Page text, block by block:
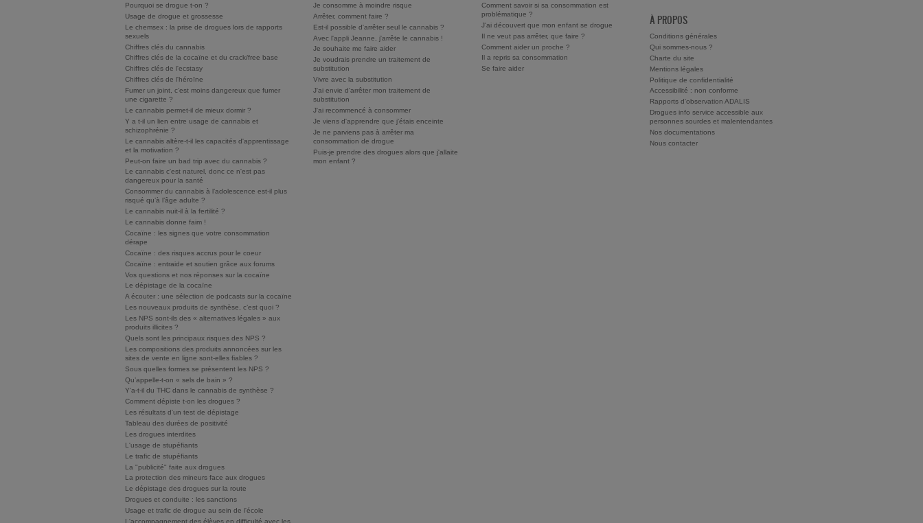
Pourquoi se drogue t-on ?
Usage de drogue et grossesse
Le chemsex : la prise de drogues lors de rapports
sexuels
Chiffres clés du cannabis
Chiffres clés de la cocaïne et du crack/free base
Chiffres clés de l'ecstasy
Chiffres clés de l'héroïne
Fumer un joint, c’est moins dangereux que fumer
une cigarette ?
Le cannabis permet-il de mieux dormir ?
Y a t-il un lien entre usage de cannabis et
schizophrénie ?
Le cannabis altère-t-il les capacités d'apprentissage
et la motivation ?
Peut-on faire un bad trip avec du cannabis ?
Le cannabis c'est naturel, donc ce n'est pas
dangereux pour la santé
Consommer du cannabis à l’adolescence est-il plus
risqué qu’à l’âge adulte ?
Le cannabis nuit-il à la fertilité ?
Le cannabis donne faim !
Cocaïne : les signes que votre consommation
dérape
Cocaïne : des risques accrus pour le coeur
Cocaïne : entraide et soutien grâce aux forums
Vos questions et nos réponses sur la cocaïne
Le dépistage de la cocaïne
A écouter : une sélection de podcasts sur la cocaïne
Les nouveaux produits de synthèse, c’est quoi ?
Les NPS sont-ils des « alternatives légales » aux
produits illicites ?
Quels sont les principaux risques des NPS ?
Les compositions des produits annoncées sur les
sites de vente en ligne sont-elles fiables ?
Sous quelles formes se présentent les NPS ?
Qu’appelle-t-on « sels de bain » ?
Y’a-t-il du THC dans le cannabis de synthèse ?
Comment dépiste t-on les drogues ?
Les résultats d'un test de dépistage
Tableau des durées de positivité
Les drogues interdites
L'usage de stupéfiants
Le trafic de stupéfiants
La "publicité" faite aux drogues
La protection des mineurs face aux drogues
Le dépistage des drogues sur la route
Drogues et conduite : les sanctions
Usage et trafic de drogue au sein de l'école
L'accompagnement des élèves en difficulté avec les
Je consomme à moindre risque
Arrêter, comment faire ?
Est-il possible d'arrêter seul le cannabis ?
Avec l'appli Jeanne, j'arrête le cannabis !
Je souhaite me faire aider
Je voudrais prendre un traitement de
substitution
Vivre avec la substitution
J'ai envie d'arrêter mon traitement de
substitution
J'ai recommencé à consommer
Je viens d'apprendre que j'étais enceinte
Je ne parviens pas à arrêter ma
consommation de drogue
Puis-je prendre des drogues alors que j'allaite
mon enfant ?
Comment savoir si sa consommation est
problématique ?
J'ai découvert que mon enfant se drogue
Il ne veut pas arrêter, que faire ?
Comment aider un proche ?
Il a repris sa consommation
Se faire aider
À PROPOS
Conditions générales
Qui sommes-nous ?
Charte du site
Mentions légales
Politique de confidentialité
Accessibilité : non conforme
Rapports d'observation ADALIS
Drogues info service accessible aux
personnes sourdes et malentendantes
Nos documentations
Nous contacter